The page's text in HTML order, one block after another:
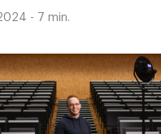
- 7 min.